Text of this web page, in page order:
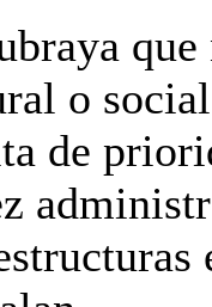
o
de